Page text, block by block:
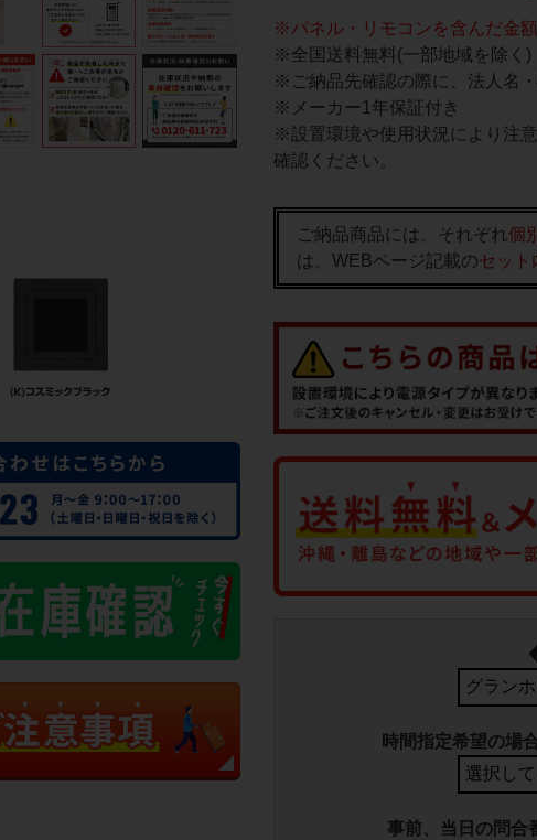
※パネル・リモコンを含んだ金
※全国送料無料(一部地域を除く)
※ご納品先確認の際に、法人名
※メーカー1年保証付き
※設置環境や使用状況により注
確認ください。
ご納品商品には、それぞれ 個
は、WEBページ記載のセット
時間指定希望の場
事前、当日の問合